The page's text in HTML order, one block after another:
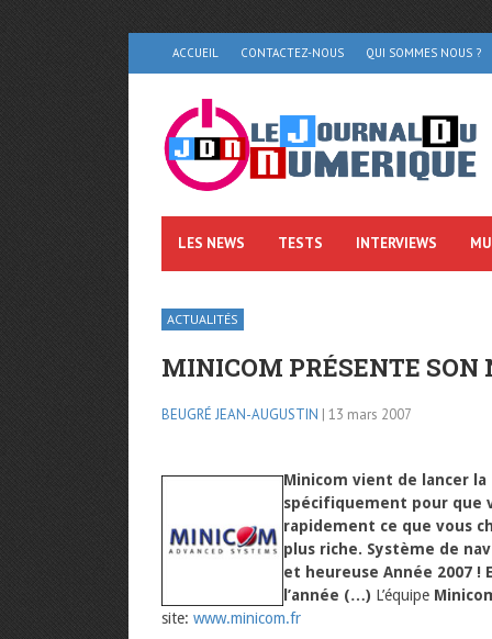
ACCUEIL CONTACTEZ-NOUS QUI SOMMES NOUS ?
LES NEWS TESTS INTERVIEWS
ACTUALITÉS
MINICOM PRÉSENTE SON
BEUGRÉ JEAN-AUGUSTIN | 13 mars 2007
Minicom vient de lancer
spécifiquement pour que
rapidement ce que vous
plus riche. Système de
et heureuse Année 2007
l’année (…) L’équipe
site: www.minicom.fr